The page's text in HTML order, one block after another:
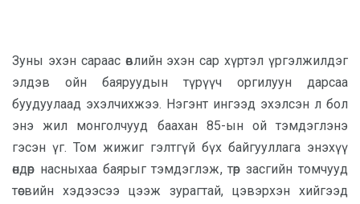
Зуны эхэн сараас өвлийн эхэн сар хүртэл үргэлжилдэг
элдэв ойн баяруудын түрүүч оргилуун дарсаа
буудуулаад эхэлчихжээ. Нэгэнт ингээд эхэлсэн л бол
энэ жил монголчууд баахан 85-ын ой тэмдэглэнэ
гэсэн үг. Том жижиг гэлтгүй бүх байгууллага энэхүү
өндөр насныхаа баярыг тэмдэглэж, төр засгийн томчууд
төсвийн хэдээсээ цээж зурагтай, цэвэрхэн хийгээд